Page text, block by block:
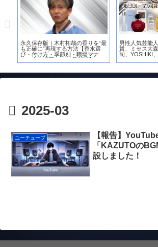
永久保存版｜木村拓哉の香りを“最
も正確に”再現する方法【香水選
び・付け方・季節別・職場マナー
まで完全網羅｜2026最新版】
男性人気芸能
貴、ミセス大
旬、YOSHIKI
2025-03
ユーチューブ
【報告】
「KAZUTOの
設しました！